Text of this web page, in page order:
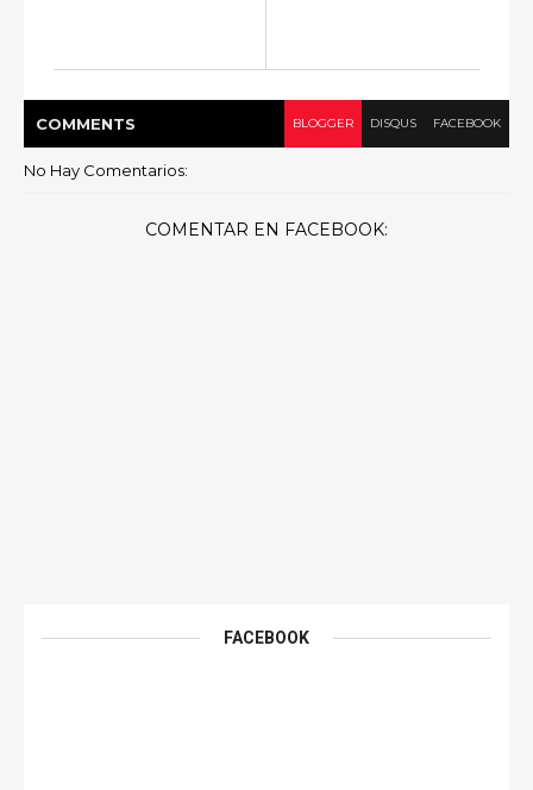
COMMENTS BLOGGER DISQUS FACEBOOK
No Hay Comentarios:
COMENTAR EN FACEBOOK:
FACEBOOK